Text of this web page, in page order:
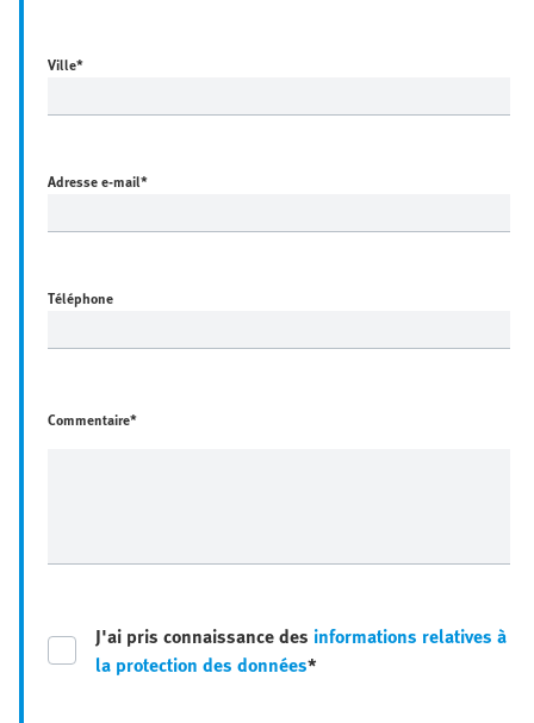
Ville*
Adresse e-mail*
Téléphone
Commentaire*
J'ai pris connaissance des informations relatives à
la protection des données*